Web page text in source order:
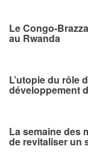
Le Congo-
au Rwanda
L’utopie du rôle
développement
La semaine des
de revitaliser un